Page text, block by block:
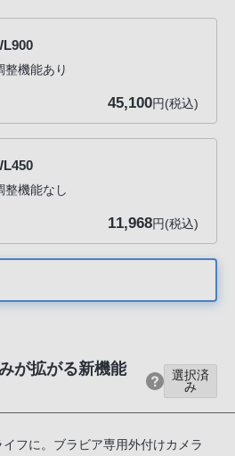
整機能あり
45,100円(税込)
整機能なし
11,968円(税込)
が拡がる新機能
選択済
み
フに。ブラビア専用外付けカメラ